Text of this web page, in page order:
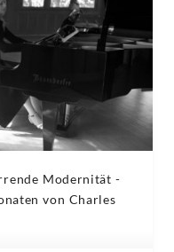
Modernität -
von Charles